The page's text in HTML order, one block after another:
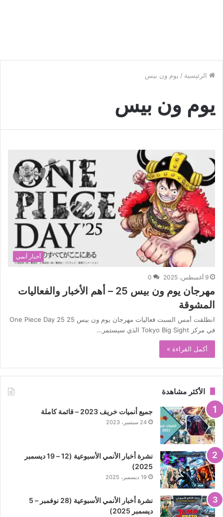
الرئيسية / يوم ون بيس
يوم ون بيس
أخبار أنمي
9 أغسطس، 2025 0
مهرجان يوم ون بيس 25 – أهم الأخبار والفعاليات
المشوقة
انطلقت أمس السبت فعاليات مهرجان يوم ون بيس 25 One Piece Day 25
في مركز Tokyo Big Sight الذي سيستمر…
أكمل القراءة »
الأكثر مشاهدة
جميع أنميات خريف 2023 – قائمة كاملة
24 سبتمبر، 2023
نشرة أخبار الأنمي الأسبوعية (12 – 19 ديسمبر
2025)
19 ديسمبر، 2025
نشرة أخبار الأنمي الأسبوعية (28 نوفمبر – 5
ديسمبر 2025)